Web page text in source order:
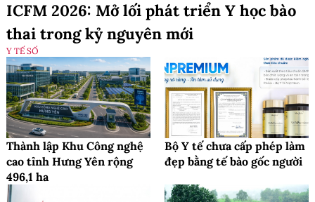
ICFM 2026: Mở lối phát triển Y học bào
thai trong kỷ nguyên mới
Y TẾ SỐ
Thành lập Khu Công nghệ
cao tỉnh Hưng Yên rộng
496,1 ha
Bộ Y tế chưa cấp phép làm
đẹp bằng tế bào gốc người